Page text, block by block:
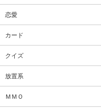
恋愛
カード
クイズ
放置系
ＭＭＯ